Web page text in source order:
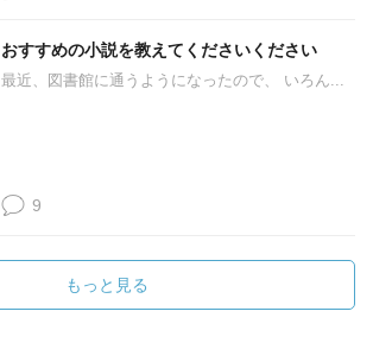
おすすめの小説を教えてくださいください
最近、図書館に通うようになったので、 いろん...
9
もっと見る